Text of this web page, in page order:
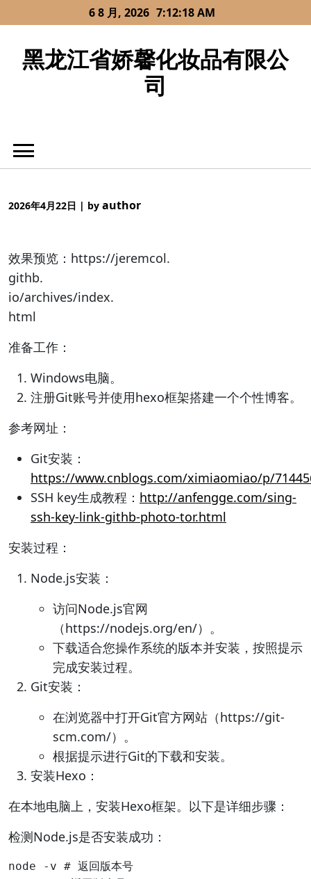
to
6 8 月, 2026 7:12:19 AM
黑龙江省娇馨化妆品有限公
司
2026年4月22日 | by author
效果预览：https://jeremcol.
githb.
io/archives/index.
html
准备工作：
Windows电脑。
注册Git账号并使用hexo框架搭建一个个性博客。
参考网址：
Git安装：
https://www.cnblogs.com/ximiaomiao/p/
SSH key生成教程： http://anfengge.com/sing-
ssh-key-link-githb-photo-tor.html
安装过程：
Node.js安装：
访问Node.js官网
（https://nodejs.org/en/）。
下载适合您操作系统的版本并安装，按照提示
完成安装过程。
Git安装：
在浏览器中打开Git官方网站（https://git-
scm.com/）。
根据提示进行Git的下载和安装。
安装Hexo：
在本地电脑上，安装Hexo框架。以下是详细步骤：
检测Node.js是否安装成功：
node -v # 返回版本号